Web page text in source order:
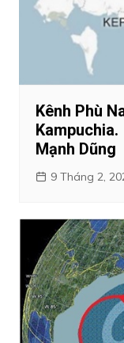
Kênh Phù
Mạnh Dũng
9 Tháng 2,